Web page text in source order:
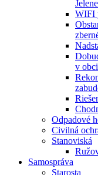
WIFI
v
Odpadové
Civilná
Stanoviská
Samospráva
Starosta